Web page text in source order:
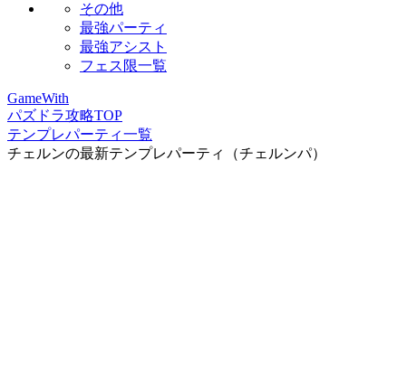
その他
最強パーティ
最強アシスト
フェス限一覧
GameWith
パズドラ攻略TOP
テンプレパーティ一覧
チェルンの最新テンプレパーティ（チェルンパ）